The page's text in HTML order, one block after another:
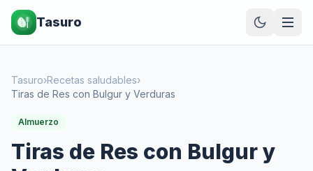
Tasuro
Tasuro›Recetas saludables›
Tiras de Res con Bulgur y Verduras
Almuerzo
Tiras de Res con Bulgur y